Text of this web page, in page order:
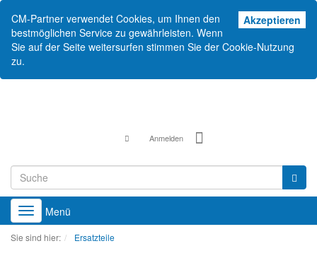
Akzeptieren
CM-Partner verwendet Cookies, um Ihnen den
bestmöglichen Service zu gewährleisten. Wenn
Sie auf der Seite weitersurfen stimmen Sie der Cookie-Nutzung
zu.
Anmelden
Toggle
navigation
Menü
Sie sind hier: Ersatzteile